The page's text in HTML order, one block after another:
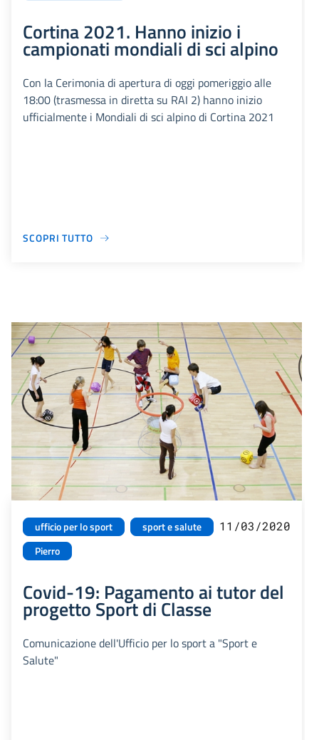
Cortina 2021. Hanno inizio i
campionati mondiali di sci alpino
Con la Cerimonia di apertura di oggi pomeriggio alle
18:00 (trasmessa in diretta su RAI 2) hanno inizio
ufficialmente i Mondiali di sci alpino di Cortina 2021
SCOPRI TUTTO
ufficio per lo sport
sport e salute
Pierro
11/03/2020
Covid-19: Pagamento ai tutor del
progetto Sport di Classe
Comunicazione dell'Ufficio per lo sport a "Sport e
Salute"